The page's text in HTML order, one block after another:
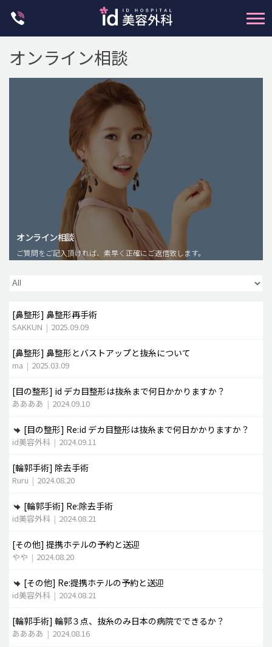
脂肪注入(アンチエイジング)
豊胸手術・バストアップ
メンズ整形
idリアルストーリー
idニュース
安全整形
ご相談のお問い合わせ
オンライン相談
オンライン相談
ご質問をご記入頂ければ、素早く正確にご返信致します。
[鼻整形] 鼻整形再手術
SAKKUN | 2025.09.09
[鼻整形] 鼻整形とバストアップと抜糸について
ma | 2025.03.09
[目の整形] id デカ目整形は抜糸まで何日かかりますか？
ああああ | 2024.09.10
[目の整形] Re:id デカ目整形は抜糸まで何日かかりますか？
id美容外科 | 2024.09.11
[輪郭手術] 除去手術
Ruru | 2024.08.20
[輪郭手術] Re:除去手術
id美容外科 | 2024.08.21
[その他] 提携ホテルの予約と送迎
やや | 2024.08.20
[その他] Re:提携ホテルの予約と送迎
id美容外科 | 2024.08.21
[輪郭手術] 輪郭３点、抜糸のみ日本の病院でできるか？
ああああ | 2024.08.16